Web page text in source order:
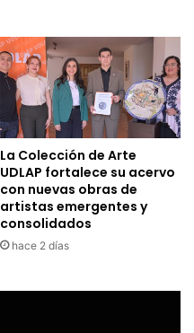
La Colección de Arte
UDLAP fortalece su acervo
con nuevas obras de
artistas emergentes y
consolidados
hace 2 días